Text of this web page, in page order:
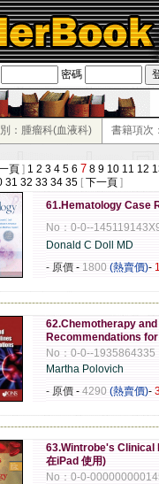
密碼
：腫瘤科(血液科) 書籍項次
頁 ] 1 2 3 4 5 6 7 8 9 10 11 12
31 32 33 34 35 [ 下一頁 ]
61.Hematology Case
No：0-0--
Donald C Doll MD
- 原價 - 1800 (熱賣價)-
62.Chemotherapy
Recommendations
No：0-0--1935864335
Martha Polovich
- 原價 - 4290 (熱賣價)-
63.Wintrobe's Clinical
在iPad 使用)
No：0-0-